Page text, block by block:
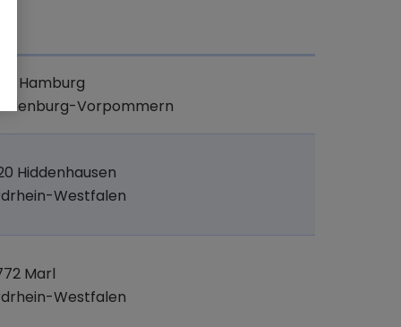
Hamburg
Vorpommern
Hiddenhausen
Westfalen
Marl
Westfalen